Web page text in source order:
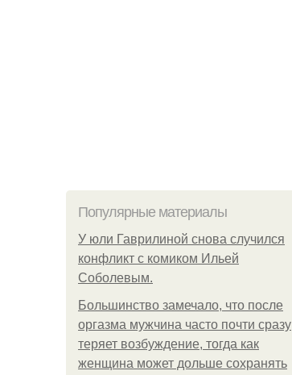
Популярные материалы
У юли Гаврилиной снова случился
конфликт с комиком Ильей
Соболевым.
Большинство замечало, что после
оргазма мужчина часто почти сразу
теряет возбуждение, тогда как
женщина может дольше сохранять